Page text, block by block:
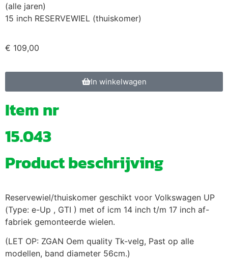
(alle jaren)
15 inch RESERVEWIEL (thuiskomer)
€ 109,00
In winkelwagen
Item nr
15.043
Product beschrijving
Reservewiel/thuiskomer geschikt voor Volkswagen UP
(Type: e-Up , GTI ) met of icm 14 inch t/m 17 inch af-
fabriek gemonteerde wielen.
(LET OP: ZGAN Oem quality Tk-velg, Past op alle
modellen, band diameter 56cm.)